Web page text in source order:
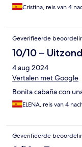
Cristina, reis van 4
Geverifieerde
10/10 –
4 aug 2024
Vertalen met Google
Bonita cabaña con
ELENA, reis van 4
Geverifieerde